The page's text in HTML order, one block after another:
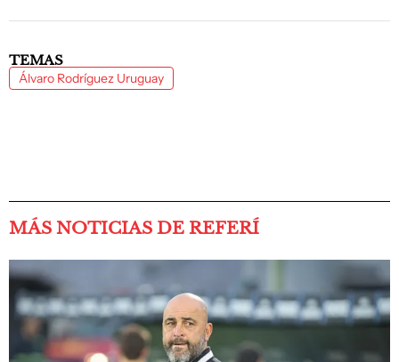
TEMAS
Álvaro Rodríguez Uruguay
MÁS NOTICIAS DE REFERÍ